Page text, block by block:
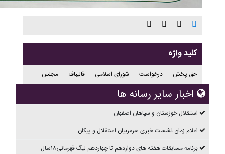
کلید واژه
حق پخش درخواست شورای اسلامی قالیباف مجلس
اخبار سایر رسانه ها
استقلال خوزستان و سپاهان اصفهان
اعلام زمان نشست خبری سرمربیان استقلال و پیکان
برنامه مسابقات هفته های دوازدهم تا چهاردهم ليگ قهرمانی۱۸سال